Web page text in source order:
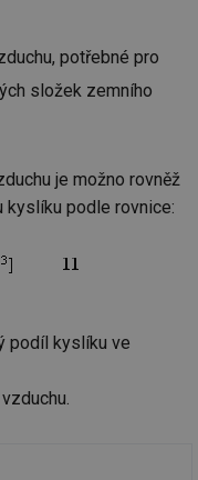
potřebné pro
složek zemního
je možno rovněž
podle rovnice:
podíl kyslíku ve